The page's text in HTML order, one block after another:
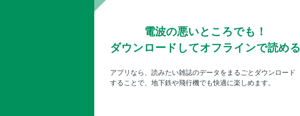
電波の悪いところでも！
ダウンロードしてオフラインで読める
アプリなら、読みたい雑誌のデータをまるごとダウンロード
することで、地下鉄や飛行機でも快適に楽しめます。